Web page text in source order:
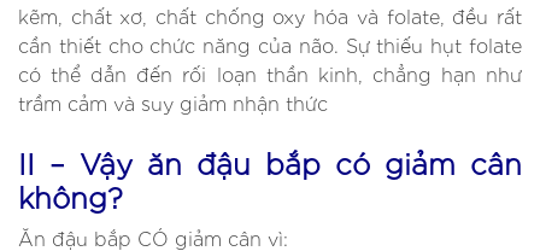
kẽm, chất xơ, chất chống oxy hóa và folate, đều rất
cần thiết cho chức năng của não. Sự thiếu hụt folate
có thể dẫn đến rối loạn thần kinh, chẳng hạn như
trầm cảm và suy giảm nhận thức
II – Vậy ăn đậu bắp có giảm cân
không?
Ăn đậu bắp CÓ giảm cân vì: